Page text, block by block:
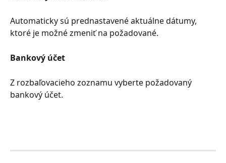
Automaticky sú prednastavené aktuálne dátumy,
ktoré je možné zmeniť na požadované.
Bankový účet
Z rozbaľovacieho zoznamu vyberte požadovaný
bankový účet.